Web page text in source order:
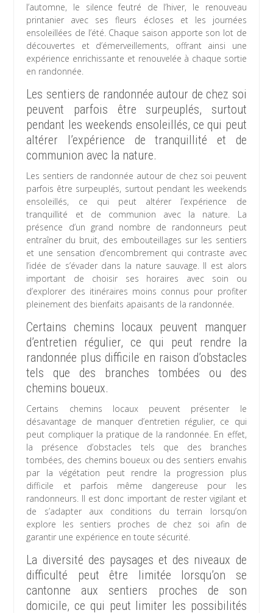
l’automne, le silence feutré de l’hiver, le renouveau
printanier avec ses fleurs écloses et les journées
ensoleillées de l’été. Chaque saison apporte son lot de
découvertes et d’émerveillements, offrant ainsi une
expérience enrichissante et renouvelée à chaque sortie
en randonnée.
Les sentiers de randonnée autour de chez soi
peuvent parfois être surpeuplés, surtout
pendant les weekends ensoleillés, ce qui peut
altérer l’expérience de tranquillité et de
communion avec la nature.
Les sentiers de randonnée autour de chez soi peuvent
parfois être surpeuplés, surtout pendant les weekends
ensoleillés, ce qui peut altérer l’expérience de
tranquillité et de communion avec la nature. La
présence d’un grand nombre de randonneurs peut
entraîner du bruit, des embouteillages sur les sentiers
et une sensation d’encombrement qui contraste avec
l’idée de s’évader dans la nature sauvage. Il est alors
important de choisir ses horaires avec soin ou
d’explorer des itinéraires moins connus pour profiter
pleinement des bienfaits apaisants de la randonnée.
Certains chemins locaux peuvent manquer
d’entretien régulier, ce qui peut rendre la
randonnée plus difficile en raison d’obstacles
tels que des branches tombées ou des
chemins boueux.
Certains chemins locaux peuvent présenter le
désavantage de manquer d’entretien régulier, ce qui
peut compliquer la pratique de la randonnée. En effet,
la présence d’obstacles tels que des branches
tombées, des chemins boueux ou des sentiers envahis
par la végétation peut rendre la progression plus
difficile et parfois même dangereuse pour les
randonneurs. Il est donc important de rester vigilant et
de s’adapter aux conditions du terrain lorsqu’on
explore les sentiers proches de chez soi afin de
garantir une expérience en toute sécurité.
La diversité des paysages et des niveaux de
difficulté peut être limitée lorsqu’on se
cantonne aux sentiers proches de son
domicile, ce qui peut limiter les possibilités